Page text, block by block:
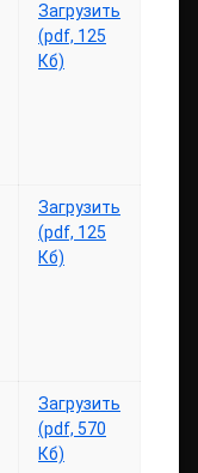
Загрузить
(pdf, 125
Кб)
Загрузить
(pdf, 125
Кб)
Загрузить
(pdf, 570
Кб)